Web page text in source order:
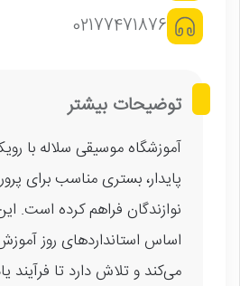
02177471876
توضیحات بیشتر
آموزشگاه موسیقی سلاله با
پایدار، بستری مناسب برای
نوازندگان فراهم کرده است.
اساس استانداردهای روز
می‌کند و تلاش دارد تا فرآیند